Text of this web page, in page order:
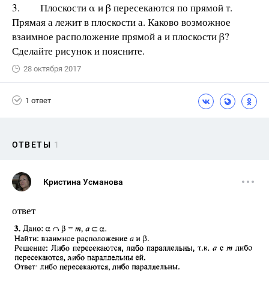
3. Плоскости α и β пересекаются по прямой т.
Прямая а лежит в плоскости а. Каково возможное
взаимное расположение прямой а и плоскости β?
Сделайте рисунок и поясните.
28 октября 2017
1 ответ
ОТВЕТЫ 1
Кристина Усманова
ответ